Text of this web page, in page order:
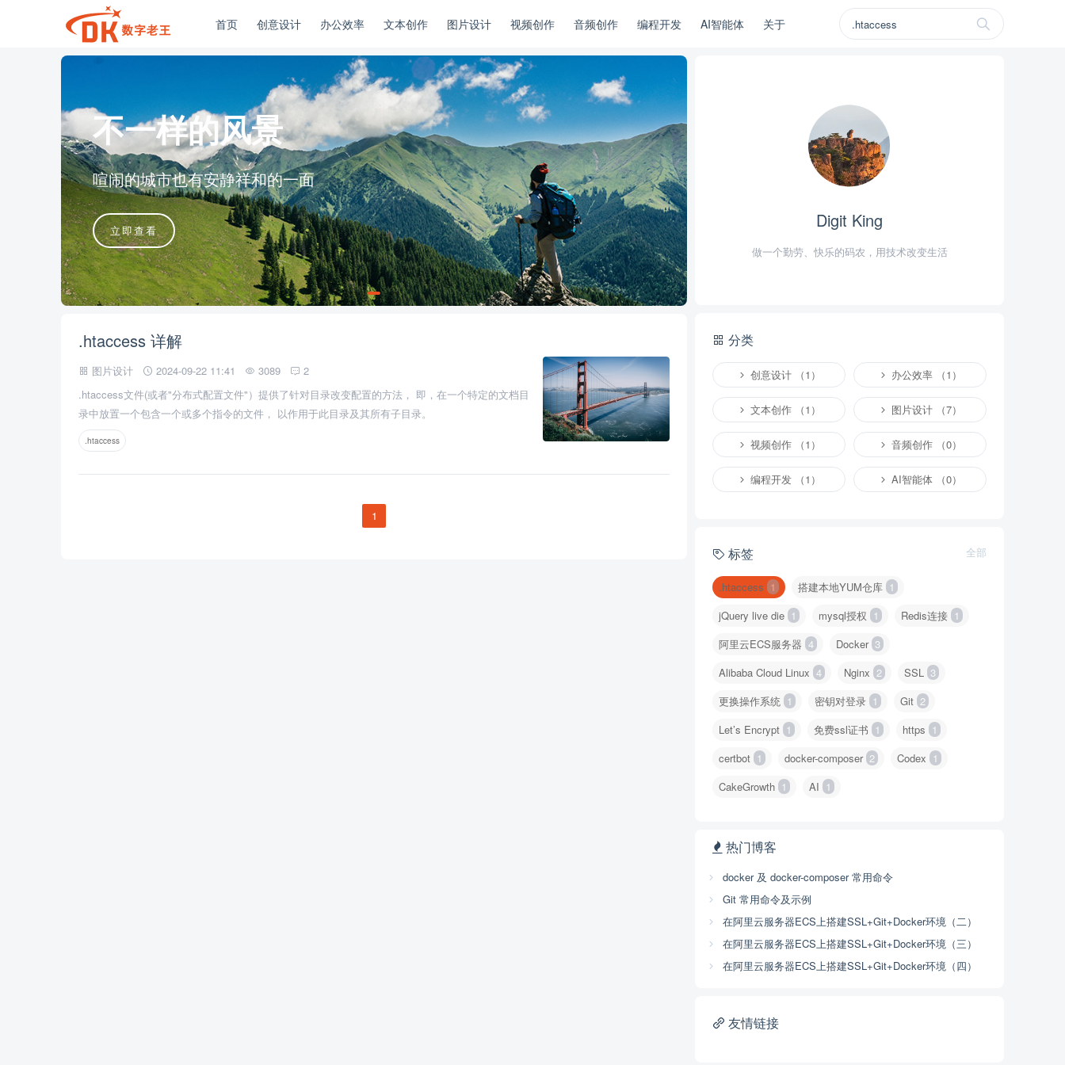
首页 创意设计 办公效率 文本创作 图片设计 视频创作 音频创作 编程开发 AI智能体 关于
不一样的风景
喧闹的城市也有安静祥和的一面
立即查看
.htaccess 详解
图片设计 2024-09-22 11:41 3089
2
.htaccess文件(或者"分布式配置文件"）提供了针对目录改变配置的方法， 即，在一个特定的文档目
录中放置一个包含一个或多个指令的文件， 以作用于此目录及其所有子目录。
.htaccess
1
Digit King
做一个勤劳、快乐的码农，用技术改变生活
分类
创意设计 （1） 办公效率 （1）
文本创作 （1） 图片设计 （7）
视频创作 （1） 音频创作 （0）
编程开发 （1） AI智能体 （0）
标签 全部
.htaccess 1 搭建本地YUM仓库 1
jQuery live die 1 mysql授权 1 Redis连接 1
阿里云ECS服务器 4 Docker 3
Alibaba Cloud Linux 4 Nginx 2 SSL 3
更换操作系统 1 密钥对登录 1 Git 2
Let’s Encrypt 1 免费ssl证书 1 https 1
certbot 1 docker-composer 2 Codex 1
CakeGrowth 1 AI 1
热门博客
docker 及 docker-composer 常用命令
Git 常用命令及示例
在阿里云服务器ECS上搭建SSL+Git+Docker环境（二）
在阿里云服务器ECS上搭建SSL+Git+Docker环境（三）
在阿里云服务器ECS上搭建SSL+Git+Docker环境（四）
友情链接